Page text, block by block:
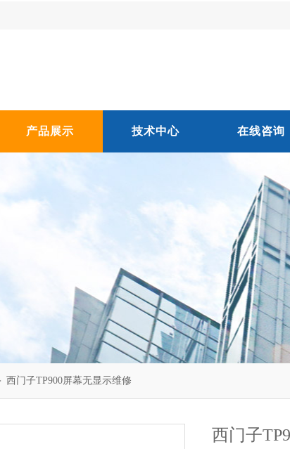
产品展示 技术中心 在线咨询
西门子TP900屏幕无显示维修
西门子